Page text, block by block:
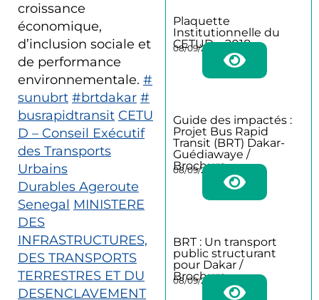
croissance
économique,
d’inclusion sociale et
de performance
environnementale. #
sunubrt #brtdakar #
busrapidtransit CETU
D – Conseil Exécutif
des Transports
Urbains
Durables Ageroute
Senegal MINISTERE
DES
INFRASTRUCTURES,
DES TRANSPORTS
TERRESTRES ET DU
DESENCLAVEMENT
Plaquette
Institutionnelle du
CETUD – 2018
08/09/2025
Guide des impactés :
Projet Bus Rapid
Transit (BRT) Dakar-
Guédiawaye /
Brochure
08/09/2025
BRT : Un transport
public structurant
pour Dakar /
Brochure
08/09/2025